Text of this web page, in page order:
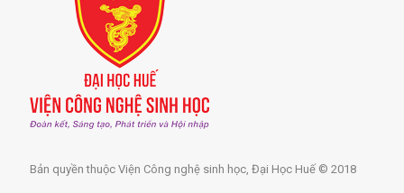
Bản quyền thuộc Viện Công nghệ sinh học, Đại Học Huế © 2018